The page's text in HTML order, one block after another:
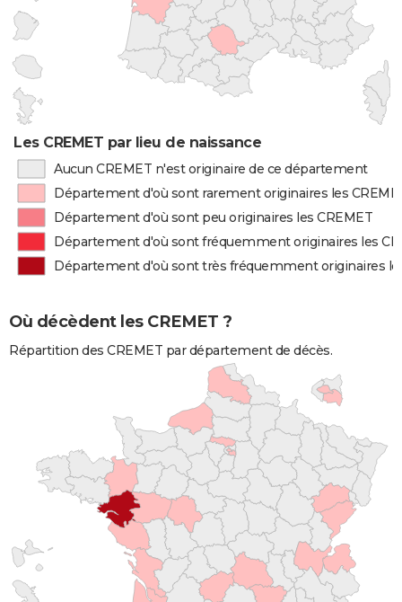
Les CREMET par lieu de naissance
Aucun CREMET n'est originaire de ce département
Département d'où sont rarement originaires les
Département d'où sont peu originaires les CREMET
Département d'où sont fréquemment originaires les
Département d'où sont très fréquemment originaires
Où décèdent les CREMET ?
Répartition des CREMET par département de décès.